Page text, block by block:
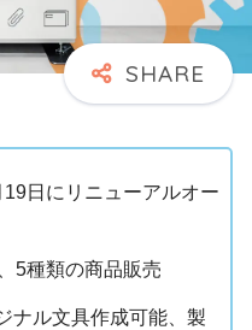
19日にリニューアルオー
5種類の商品販売
ナル文具作成可能、製